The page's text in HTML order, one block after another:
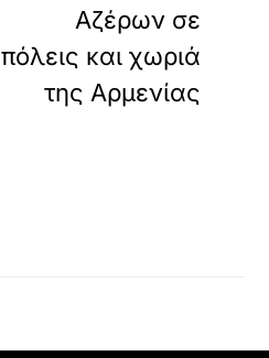
Αζέρων σε
πόλεις και χωριά
της Αρμενίας